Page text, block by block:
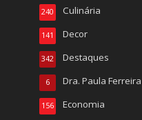
Culinária
240
Decor
141
Destaques
342
Dra. Paula Ferreira
6
Economia
156